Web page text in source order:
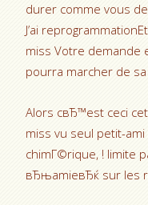
durer comme vous
J’ai
miss Votre demande
pourra marcher de
Alors cвЂ™est ceci
miss vu seul petit-
chimГ©rique, ! limite
вЂњamieвЂќ sur les